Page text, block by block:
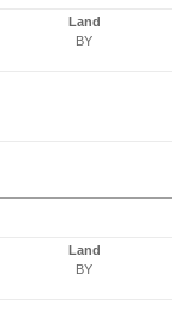
Land
BY
Land
BY